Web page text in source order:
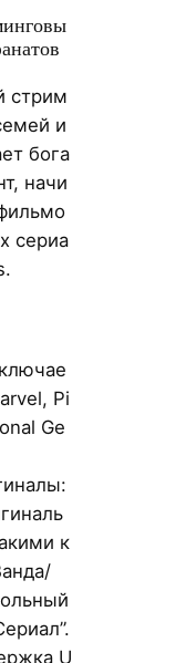
стрим
и
бога
начи
сериа
Pi
Ge
к
U